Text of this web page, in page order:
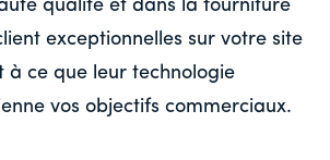
qualité et dans la fourniture
exceptionnelles sur votre site
à ce que leur technologie
vos objectifs commerciaux.